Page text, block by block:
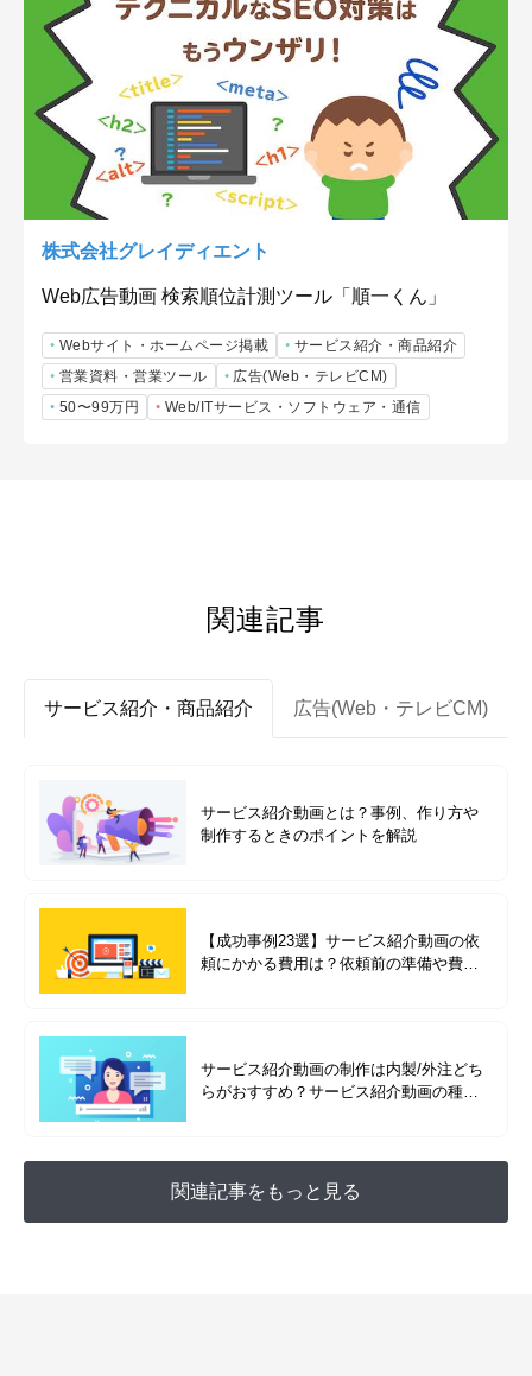
株式会社グレイディエント
Web広告動画 検索順位計測ツール「順一くん」
Webサイト・ホームページ掲載
サービス紹介・商品紹介
営業資料・営業ツール
広告(Web・テレビCM)
50〜99万円
Web/ITサービス・ソフトウェア・通信
関連記事
サービス紹介・商品紹介 広告(Web・テレビCM)
サービス紹介動画とは？事例、作り方や
制作するときのポイントを解説
【成功事例23選】サービス紹介動画の依
頼にかかる費用は？依頼前の準備や費用
サービス紹介動画の制作は内製/外注どち
らがおすすめ？サービス紹介動画の種類
関連記事をもっと見る